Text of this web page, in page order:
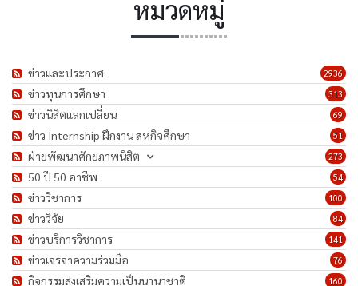
หมวดหมู่
2936
ข่าวและประกาศ
313
ข่าวทุนการศึกษา
69
ข่าวนิสิตแลกเปลี่ยน
51
ข่าว Internship ฝึกงาน สหกิจศึกษา
273
ฝ่ายพัฒนาศักยภาพนิสิต
54
50 ปี 50 อาชีพ
100
ข่าววิชาการ
84
ข่าววิจัย
141
ข่าวบริการวิชาการ
76
ข่าวเจรจาความร่วมมือ
160
กิจกรรมส่งเสริมความเป็นนานาชาติ